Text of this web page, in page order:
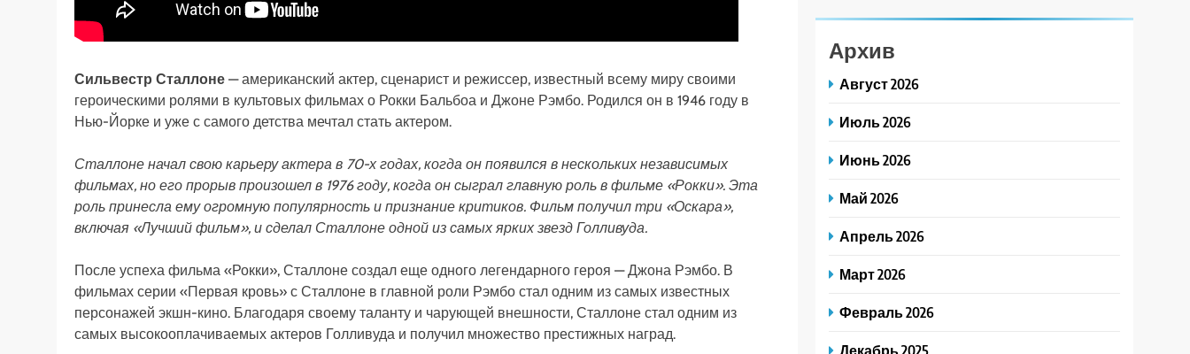
Сильвестр Сталлоне — американский актер, сценарист и режиссер, известный всему миру своими
героическими ролями в культовых фильмах о Рокки Бальбоа и Джоне Рэмбо. Родился он в 1946 году в
Нью-Йорке и уже с самого детства мечтал стать актером.
Сталлоне начал свою карьеру актера в 70-х годах, когда он появился в нескольких независимых
фильмах, но его прорыв произошел в 1976 году, когда он сыграл главную роль в фильме «Рокки». Эта
роль принесла ему огромную популярность и признание критиков. Фильм получил три «Оскара»,
включая «Лучший фильм», и сделал Сталлоне одной из самых ярких звезд Голливуда.
После успеха фильма «Рокки», Сталлоне создал еще одного легендарного героя — Джона Рэмбо. В
фильмах серии «Первая кровь» с Сталлоне в главной роли Рэмбо стал одним из самых известных
персонажей экшн-кино. Благодаря своему таланту и чарующей внешности, Сталлоне стал одним из
самых высокооплачиваемых актеров Голливуда и получил множество престижных наград.
Архив
Август 2026
Июль 2026
Июнь 2026
Май 2026
Апрель 2026
Март 2026
Февраль 2026
Декабрь 2025